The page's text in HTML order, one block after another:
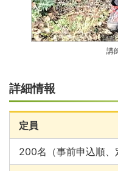
講
詳細情報
定員
200名（事前申込順、